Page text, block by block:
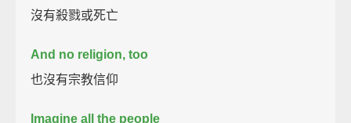
沒有殺戮或死亡
And no religion, too
也沒有宗教信仰
Imagine all the people